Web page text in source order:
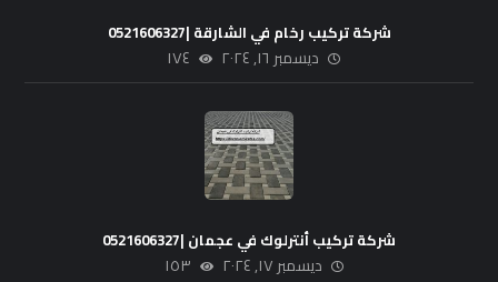
شركة تركيب رخام في الشارقة |0521606327
ديسمبر ١٦, ٢٠٢٤ ١٧٤
شركة تركيب أنترلوك في عجمان |0521606327
ديسمبر ١٧, ٢٠٢٤ ١٥٣